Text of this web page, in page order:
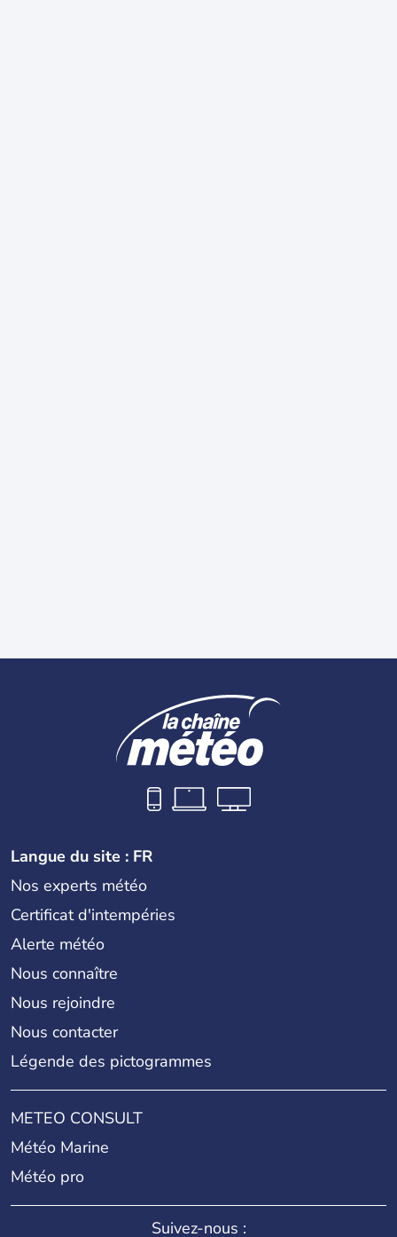
Langue du site : FR
Nos experts météo
Certificat d'intempéries
Alerte météo
Nous connaître
Nous rejoindre
Nous contacter
Légende des pictogrammes
METEO CONSULT
Météo Marine
Météo pro
Suivez-nous :